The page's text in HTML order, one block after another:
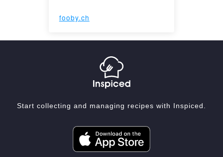
fooby.ch
Start collecting and managing recipes with Inspiced.